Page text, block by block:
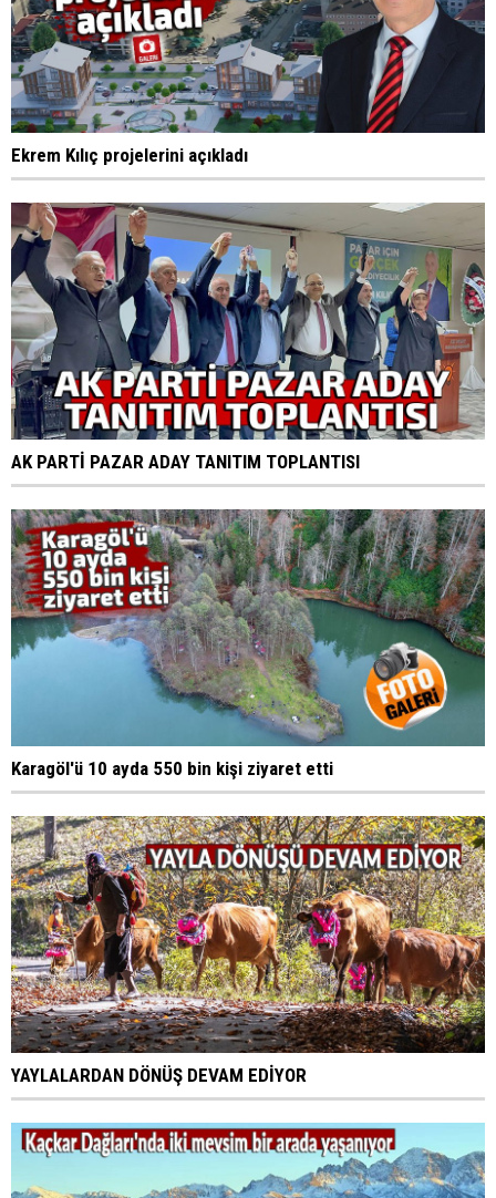
Ekrem Kılıç projelerini açıkladı
AK PARTİ PAZAR ADAY TANITIM TOPLANTISI
Karagöl'ü 10 ayda 550 bin kişi ziyaret etti
YAYLALARDAN DÖNÜŞ DEVAM EDİYOR